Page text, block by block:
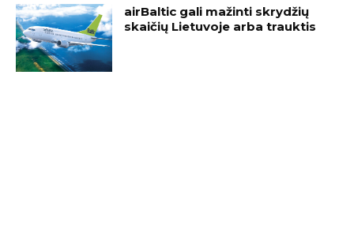
airBaltic gali mažinti skrydžių
skaičių Lietuvoje arba trauktis